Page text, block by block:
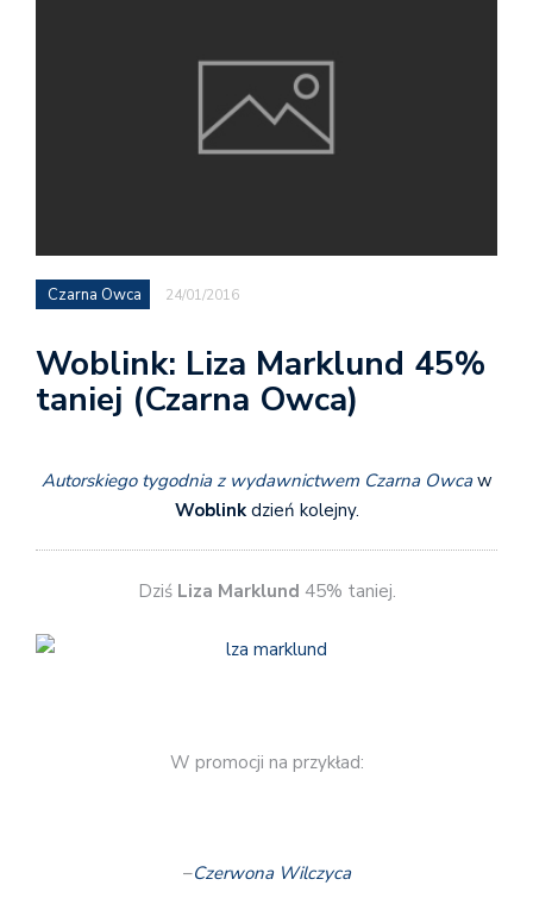
Czarna Owca 24/01/2016
Woblink: Liza Marklund 45%
taniej (Czarna Owca)
Autorskiego tygodnia z wydawnictwem Czarna Owcaw
Woblinkdzień kolejny.
Dziś Liza Marklund 45% taniej.
W promocji na przykład:
–Czerwona Wilczyca